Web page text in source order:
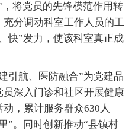
将党员的先锋模范作用转
分调动科室工作人员的工
快”发力，使该科室真正成
航、医防融合”为党建品
深入门诊和社区开展健康
，累计服务群众630人
”。同时创新推动“县镇村